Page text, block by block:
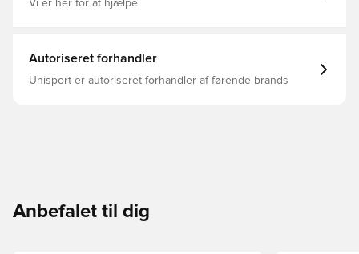
Vi er her for at hjælpe
Autoriseret forhandler
Unisport er autoriseret forhandler af førende brands
Anbefalet til dig